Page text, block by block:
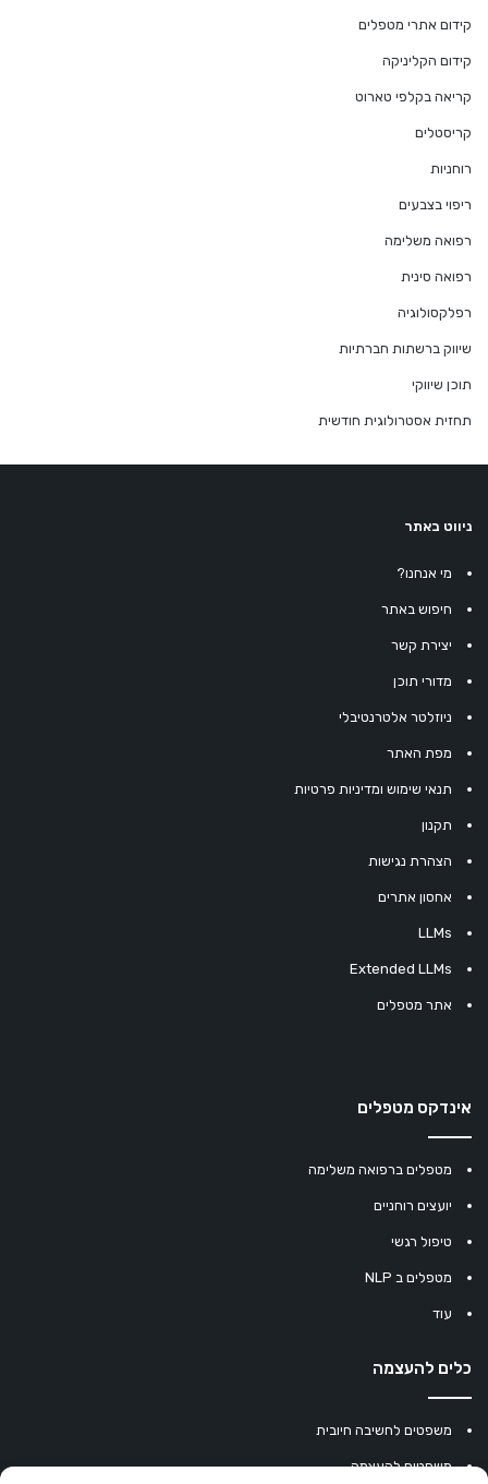
קידום אתרי מטפלים
קידום הקליניקה
קריאה בקלפי טארוט
קריסטלים
רוחניות
ריפוי בצבעים
רפואה משלימה
רפואה סינית
רפלקסולוגיה
שיווק ברשתות חברתיות
תוכן שיווקי
תחזית אסטרולוגית חודשית
ניווט באתר
מי אנחנו?
חיפוש באתר
יצירת קשר
מדורי תוכן
ניוזלטר אלטרנטיבלי
מפת האתר
תנאי שימוש ומדיניות פרטיות
תקנון
הצהרת נגישות
אחסון אתרים
LLMs
Extended LLMs
אתר מטפלים
אינדקס מטפלים
מטפלים ברפואה משלימה
יועצים רוחניים
טיפול רגשי
מטפלים ב NLP
עוד
כלים להעצמה
משפטים לחשיבה חיובית
משפטים להעצמה